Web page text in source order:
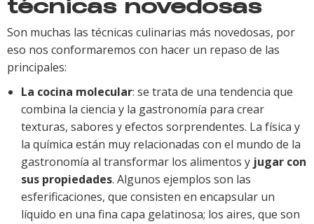
técnicas novedosas
Son muchas las técnicas culinarias más novedosas, por
eso nos conformaremos con hacer un repaso de las
principales:
La cocina molecular: se trata de una tendencia que
combina la ciencia y la gastronomía para crear
texturas, sabores y efectos sorprendentes. La física y
la química están muy relacionadas con el mundo de la
gastronomía al transformar los alimentos y jugar con
sus propiedades. Algunos ejemplos son las
esferificaciones, que consisten en encapsular un
líquido en una fina capa gelatinosa; los aires, que son